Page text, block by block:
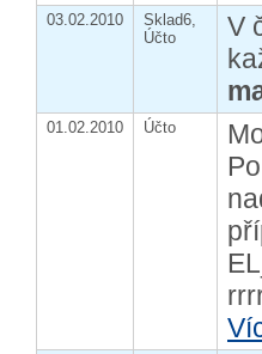
03.02.2010
Sklad6,
Účto
V
01.02.2010 Účto